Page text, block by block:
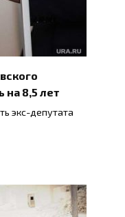
на 8,5 лет
экс-депутата